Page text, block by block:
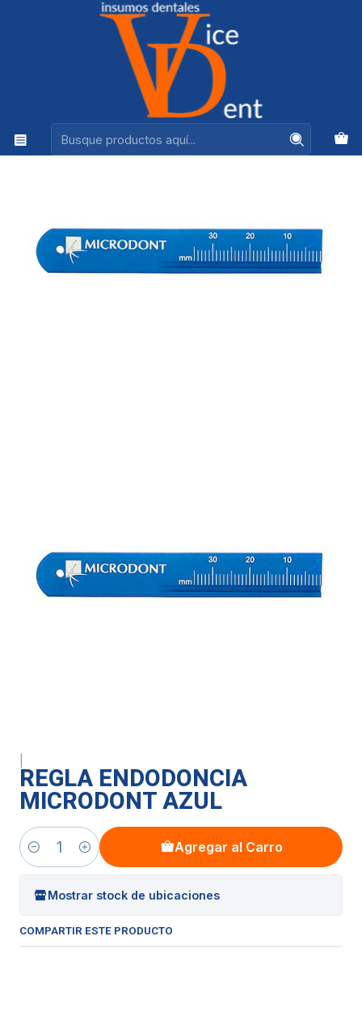
Ventas +56944575313
ENDODONCIA
REGLA ENDODONCIA MICRODONT AZUL
REGLA ENDODONCIA
MICRODONT AZUL
Cantidad
Agregar al Carro
Mostrar stock de ubicaciones
COMPARTIR ESTE PRODUCTO